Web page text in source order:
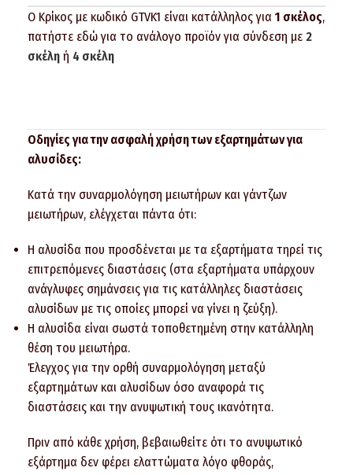
Ο Κρίκος με κωδικό GTVK1 είναι κατάλληλος για 1 σκέλος,
πατήστε εδώ για το ανάλογο προϊόν για σύνδεση με 2
σκέλη ή 4 σκέλη
Οδηγίες για την ασφαλή χρήση των εξαρτημάτων για
αλυσίδες:
Κατά την συναρμολόγηση μειωτήρων και γάντζων
μειωτήρων, ελέγχεται πάντα ότι:
Η αλυσίδα που προσδένεται με τα εξαρτήματα τηρεί τις
επιτρεπόμενες διαστάσεις (στα εξαρτήματα υπάρχουν
ανάγλυφες σημάνσεις για τις κατάλληλες διαστάσεις
αλυσίδων με τις οποίες μπορεί να γίνει η ζεύξη).
Η αλυσίδα είναι σωστά τοποθετημένη στην κατάλληλη
θέση του μειωτήρα.
Έλεγχος για την ορθή συναρμολόγηση μεταξύ
εξαρτημάτων και αλυσίδων όσο αναφορά τις
διαστάσεις και την ανυψωτική τους ικανότητα.
Πριν από κάθε χρήση, βεβαιωθείτε ότι το ανυψωτικό
εξάρτημα δεν φέρει ελαττώματα λόγο φθοράς,